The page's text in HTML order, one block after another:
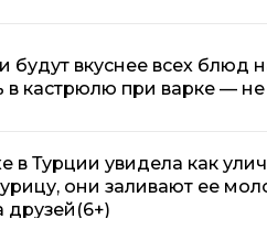
будут вкуснее всех блюд
в кастрюлю при варке —
в Турции увидела как
они заливают ее
друзей (6+)